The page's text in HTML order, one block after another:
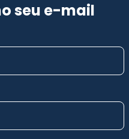
seu e-mail